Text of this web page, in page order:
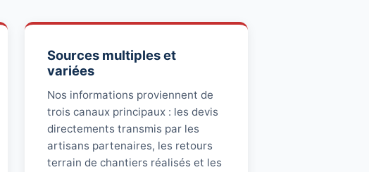
Sources multiples et
variées
Nos informations proviennent de
trois canaux principaux : les devis
directements transmis par les
artisans partenaires, les retours
terrain de chantiers réalisés et les